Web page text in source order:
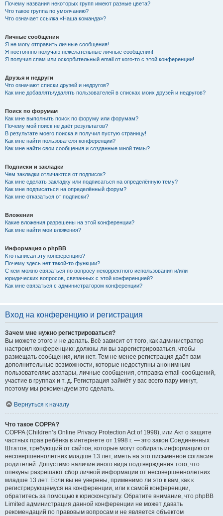
Почему названия некоторых групп имеют разные цвета?
Что такое группа по умолчанию?
Что означает ссылка «Наша команда»?
Личные сообщения
Я не могу отправить личные сообщения!
Я постоянно получаю нежелательные личные сообщения!
Я получил спам или оскорбительный email от кого-то с этой конференции!
Друзья и недруги
Что означают списки друзей и недругов?
Как мне добавлять/удалять пользователей в списках моих друзей и недругов?
Поиск по форумам
Как мне выполнить поиск по форуму или форумам?
Почему мой поиск не даёт результатов?
В результате моего поиска я получил пустую страницу!
Как мне найти пользователя конференции?
Как мне найти свои сообщения и созданные мной темы?
Подписки и закладки
Чем закладки отличаются от подписок?
Как мне сделать закладку или подписаться на определённую тему?
Как мне подписаться на определённый форум?
Как мне отказаться от подписки?
Вложения
Какие вложения разрешены на этой конференции?
Как мне найти мои вложения?
Информация о phpBB
Кто написал эту конференцию?
Почему здесь нет такой-то функции?
С кем можно связаться по вопросу некорректного использования и/или
юридических вопросов, связанных с этой конференцией?
Как мне связаться с администратором конференции?
Вход на конференцию и регистрация
Зачем мне нужно регистрироваться?
Вы можете этого и не делать. Всё зависит от того, как администратор
настроил конференцию: должны ли вы зарегистрироваться, чтобы
размещать сообщения, или нет. Тем не менее регистрация даёт вам
дополнительные возможности, которые недоступны анонимным
пользователям: аватары, личные сообщения, отправка email-сообщений,
участие в группах и т. д. Регистрация займёт у вас всего пару минут,
поэтому мы рекомендуем это сделать.
Вернуться к началу
Что такое COPPA?
COPPA (Children’s Online Privacy Protection Act of 1998), или Акт о защите
частных прав ребёнка в интернете от 1998 г. — это закон Соединённых
Штатов, требующий от сайтов, которые могут собирать информацию от
несовершеннолетних младше 13 лет, иметь на это письменное согласие
родителей. Допустимо наличие иного вида подтверждения того, что
опекуны разрешают сбор личной информации от несовершеннолетних
младше 13 лет. Если вы не уверены, применимо ли это к вам, как к
регистрирующемуся на конференции, или к самой конференции,
обратитесь за помощью к юрисконсульту. Обратите внимание, что phpBB
Limited администрация данной конференции не может давать
рекомендаций по правовым вопросам и не является объектом